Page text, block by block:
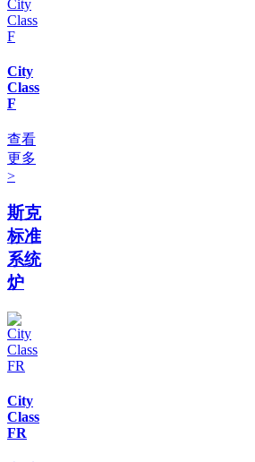
City
Class
F
查看
更多
>
斯克
标准
系统
炉
City
Class
FR